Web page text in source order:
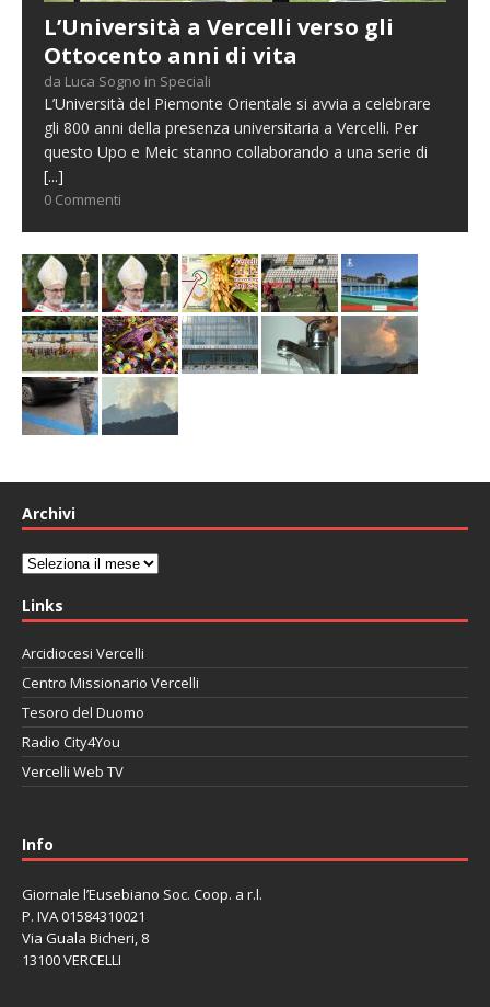
L’Università a Vercelli verso gli
Ottocento anni di vita
da Luca Sogno in Speciali
L’Università del Piemonte Orientale si avvia a celebrare
gli 800 anni della presenza universitaria a Vercelli. Per
questo Upo e Meic stanno collaborando a una serie di
[...]
0 Commenti
Archivi
Archivi
Links
Arcidiocesi Vercelli
Centro Missionario Vercelli
Tesoro del Duomo
Radio City4You
Vercelli Web TV
Info
Giornale l’Eusebiano Soc. Coop. a r.l.
P. IVA 01584310021
Via Guala Bicheri, 8
13100 VERCELLI